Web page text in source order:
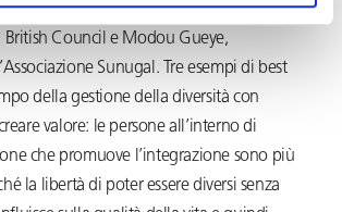
Network Milan, Lucy Costa, Teacher
British Council e Modou Gueye,
Sunugal. Tre esempi di best
della gestione della diversità con
valore: le persone all’interno di
che promuove l’integrazione sono più
la libertà di poter essere diversi senza